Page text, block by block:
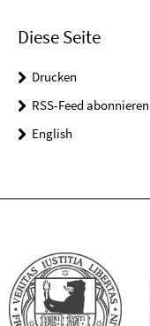
Diese Seite
Drucken
RSS-Feed abonnieren
English